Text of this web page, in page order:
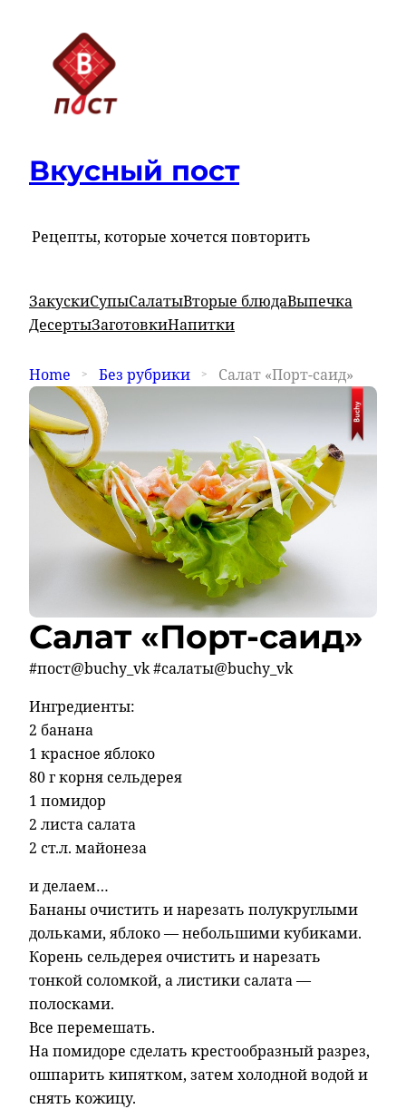
Вкусный пост
Рецепты, которые хочется повторить
ЗакускиСупыСалатыВторые блюдаВыпечка
ДесертыЗаготовкиНапитки
Home Без рубрики Салат «Порт-саид»
Салат «Порт-саид»
#пост@buchy_vk #салаты@buchy_vk
Ингредиенты:
2 банана
1 красное яблоко
80 г корня сельдерея
1 помидор
2 листа салата
2 ст.л. майонеза
и делаем…
Бананы очистить и нарезать полукруглыми
дольками, яблоко — небольшими кубиками.
Корень сельдерея очистить и нарезать
тонкой соломкой, а листики салата —
полосками.
Все перемешать.
На помидоре сделать крестообразный разрез,
ошпарить кипятком, затем холодной водой и
снять кожицу.